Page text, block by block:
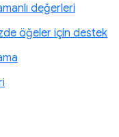
değerleri
öğeler için destek